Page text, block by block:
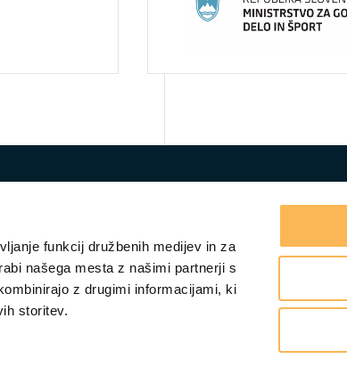
funkcij družbenih medijev in za
našega mesta z našimi partnerji s
z drugimi informacijami, ki
storitev.